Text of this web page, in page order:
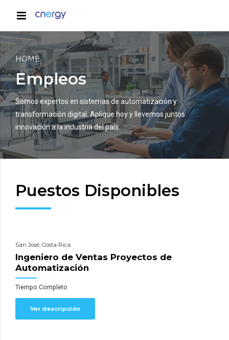
HOME
Empleos
Somos expertos en sistemas de automatización y
transformación digital. Aplique hoy y llevemos juntos
innovación a la industria del país.
Puestos Disponibles
San José, Costa Rica.
Ingeniero de Ventas Proyectos de
Automatización
Tiempo Completo
Ver descripción